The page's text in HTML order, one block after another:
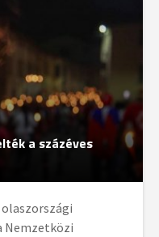
a százéves
olaszországi
Nemzetközi